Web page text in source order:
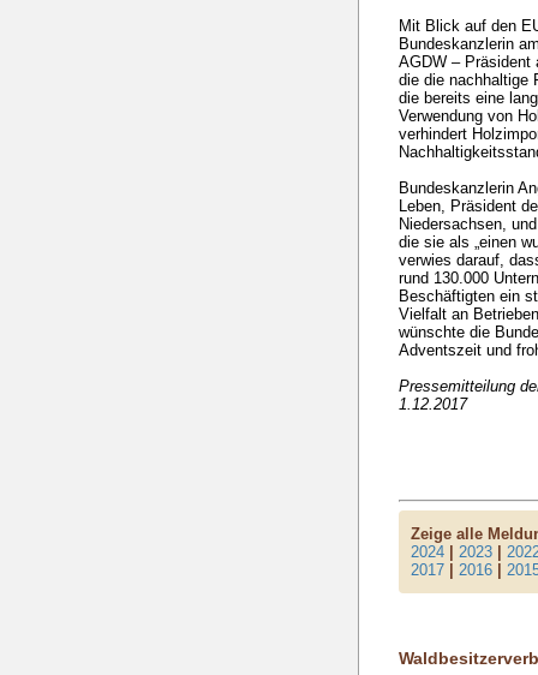
Mit Blick auf den
Bundeskanzlerin
AGDW – Präsident
die die nachhaltige
die bereits eine
Verwendung von
verhindert
Bundeskanzlerin
Leben, Präsident
Niedersachsen,
die sie als „einen
verwies darauf,
rund 130.000
Beschäftigten ein
Vielfalt an
wünschte die
Adventszeit und
Pressemitteilung
1.12.2017
Zeige alle
2024 |2023 |
2017 |2016 |